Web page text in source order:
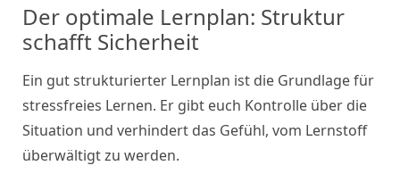
Der optimale Lernplan: Struktur
schafft Sicherheit
Ein gut strukturierter Lernplan ist die Grundlage für
stressfreies Lernen. Er gibt euch Kontrolle über die
Situation und verhindert das Gefühl, vom Lernstoff
überwältigt zu werden.